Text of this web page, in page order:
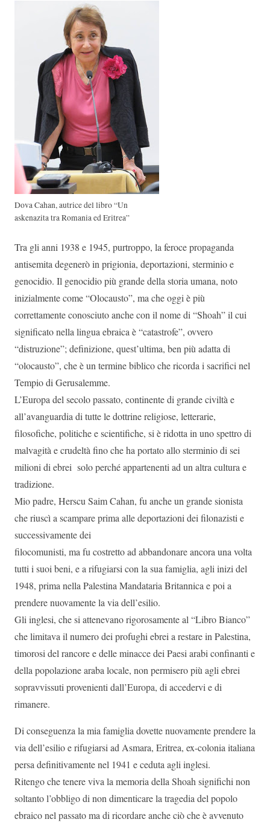
Dova Cahan, autrice del libro “Un
askenazita tra Romania ed Eritrea”
Tra gli anni 1938 e 1945, purtroppo, la feroce propaganda
antisemita degenerò in prigionia, deportazioni, sterminio e
genocidio. Il genocidio più grande della storia umana, noto
inizialmente come “Olocausto”, ma che oggi è più
correttamente conosciuto anche con il nome di “Shoah” il cui
significato nella lingua ebraica è “catastrofe”, ovvero
“distruzione”; definizione, quest’ultima, ben più adatta di
“olocausto”, che è un termine biblico che ricorda i sacrifici nel
Tempio di Gerusalemme.
L’Europa del secolo passato, continente di grande civiltà e
all’avanguardia di tutte le dottrine religiose, letterarie,
filosofiche, politiche e scientifiche, si è ridotta in uno spettro di
malvagità e crudeltà fino che ha portato allo sterminio di sei
milioni di ebrei solo perché appartenenti ad un altra cultura e
tradizione.
Mio padre, Herscu Saim Cahan, fu anche un grande sionista
che riuscì a scampare prima alle deportazioni dei filonazisti e
successivamente dei
filocomunisti, ma fu costretto ad abbandonare ancora una volta
tutti i suoi beni, e a rifugiarsi con la sua famiglia, agli inizi del
1948, prima nella Palestina Mandataria Britannica e poi a
prendere nuovamente la via dell’esilio.
Gli inglesi, che si attenevano rigorosamente al “Libro Bianco”
che limitava il numero dei profughi ebrei a restare in Palestina,
timorosi del rancore e delle minacce dei Paesi arabi confinanti e
della popolazione araba locale, non permisero più agli ebrei
sopravvissuti provenienti dall’Europa, di accedervi e di
rimanere.
Di conseguenza la mia famiglia dovette nuovamente prendere la
via dell’esilio e rifugiarsi ad Asmara, Eritrea, ex-colonia italiana
persa definitivamente nel 1941 e ceduta agli inglesi.
Ritengo che tenere viva la memoria della Shoah significhi non
soltanto l’obbligo di non dimenticare la tragedia del popolo
ebraico nel passato ma di ricordare anche ciò che è avvenuto